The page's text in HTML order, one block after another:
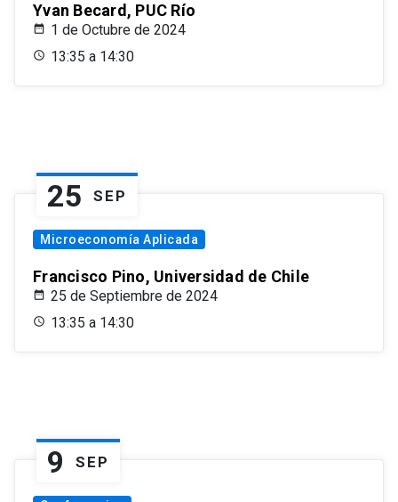
Yvan Becard, PUC Río
1 de Octubre de 2024
13:35 a 14:30
25 SEP
Microeconomía Aplicada
Francisco Pino, Universidad de Chile
25 de Septiembre de 2024
13:35 a 14:30
9 SEP